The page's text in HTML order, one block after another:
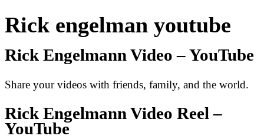
Rick engelman youtube
Rick Engelmann Video – YouTube
Share your videos with friends, family, and the world.
Rick Engelmann Video Reel –
YouTube